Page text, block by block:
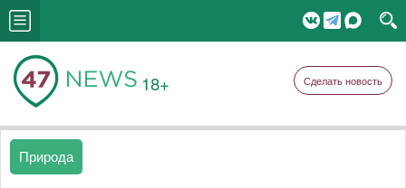
18+ Сделать новость
Природа